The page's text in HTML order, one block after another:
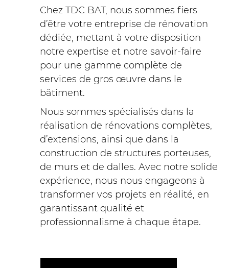
Chez TDC BAT, nous sommes fiers
d’être votre entreprise de rénovation
dédiée, mettant à votre disposition
notre expertise et notre savoir-faire
pour une gamme complète de
services de gros œuvre dans le
bâtiment.
Nous sommes spécialisés dans la
réalisation de rénovations complètes,
d’extensions, ainsi que dans la
construction de structures porteuses,
de murs et de dalles. Avec notre solide
expérience, nous nous engageons à
transformer vos projets en réalité, en
garantissant qualité et
professionnalisme à chaque étape.